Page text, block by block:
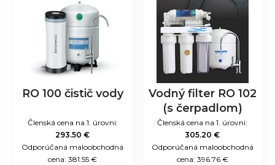
Ostatné
Všetky produkty
Kontakt
RO 100 čistič vody
Členská cena na 1. úrovni:
293.50 €
Odporúčaná maloobchodná
cena:381.55 €
Vodný filter RO 102
(s čerpadlom)
Členská cena na 1. úrovni:
305.20 €
Odporúčaná maloobchodná
cena: 396.76 €